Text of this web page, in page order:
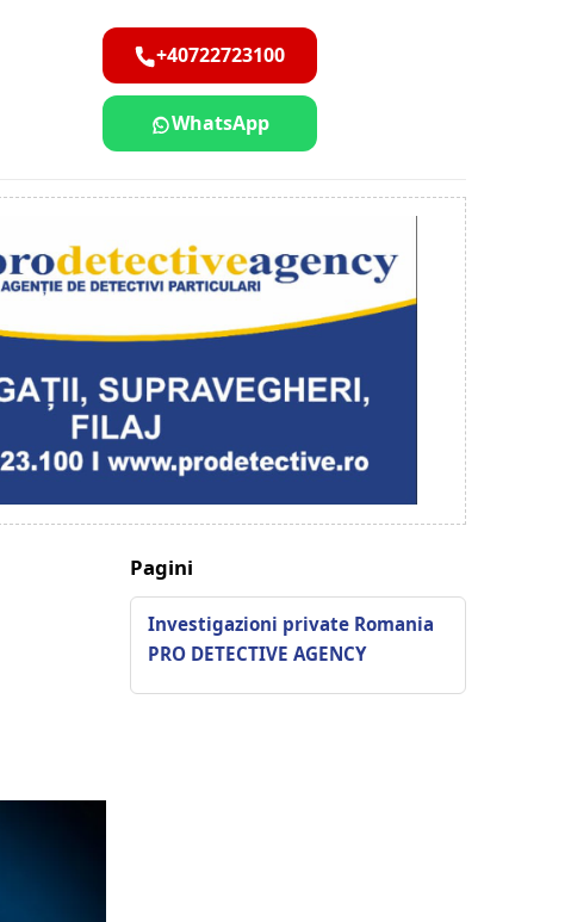
+40722723100
WhatsApp
Pagini
Investigazioni private Romania
PRO DETECTIVE AGENCY